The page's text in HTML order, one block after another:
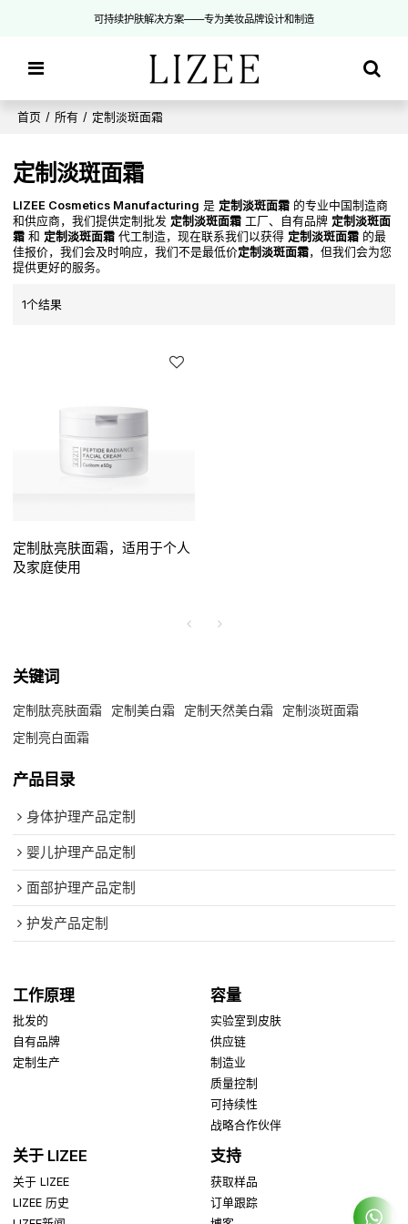
可持续护肤解决方案——专为美妆品牌设计和制造
首页 / 所有 / 定制淡斑面霜
定制淡斑面霜
LIZEE Cosmetics Manufacturing 是 定制淡斑面霜 的专业中国制造商
和供应商，我们提供定制批发 定制淡斑面霜 工厂、自有品牌 定制淡斑面
霜 和 定制淡斑面霜 代工制造，现在联系我们以获得 定制淡斑面霜 的最
佳报价，我们会及时响应，我们不是最低价定制淡斑面霜，但我们会为您
提供更好的服务。
1个结果
定制肽亮肤面霜，适用于个人
及家庭使用
关键词
定制肽亮肤面霜 定制美白霜 定制天然美白霜
定制淡斑面霜
定制亮白面霜
产品目录
身体护理产品定制
婴儿护理产品定制
面部护理产品定制
护发产品定制
工作原理
批发的
自有品牌
定制生产
容量
实验室到皮肤
供应链
制造业
质量控制
可持续性
战略合作伙伴
关于 LIZEE
关于 LIZEE
LIZEE 历史
支持
获取样品
订单跟踪